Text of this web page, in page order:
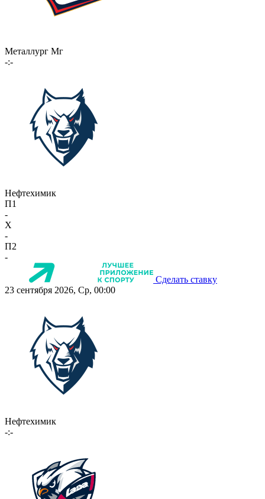
Металлург Мг
-:-
Нефтехимик
П1
-
X
-
П2
-
Сделать ставку
23 сентября 2026, Ср, 00:00
Нефтехимик
-:-